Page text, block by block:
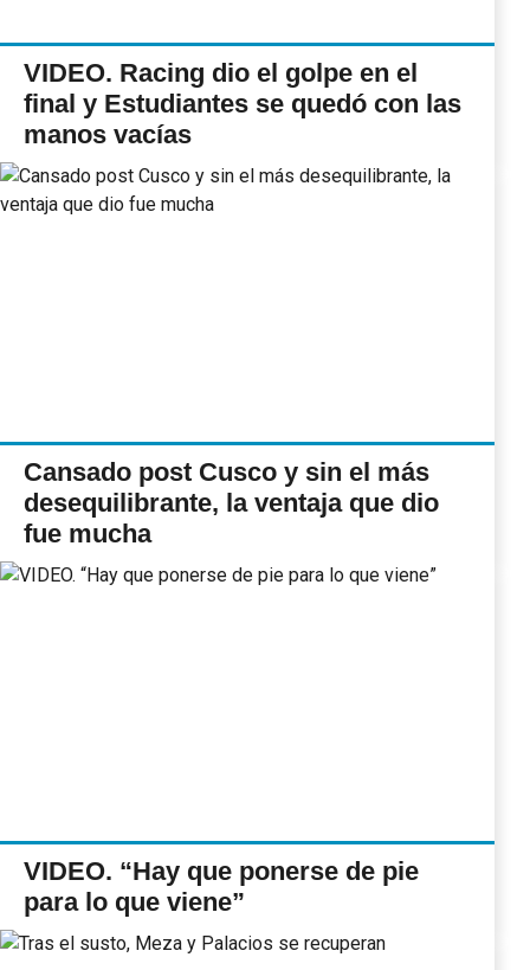
VIDEO. Racing dio el golpe en el
final y Estudiantes se quedó con las
manos vacías
Cansado post Cusco y sin el más
desequilibrante, la ventaja que dio
fue mucha
VIDEO. “Hay que ponerse de pie
para lo que viene”